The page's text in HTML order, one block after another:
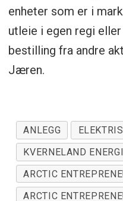
enheter som er i
utleie i egen regi
bestilling fra andre
Jæren.
ANLEGG
KVERNELAND ENERGI
ARCTIC
ARCTIC